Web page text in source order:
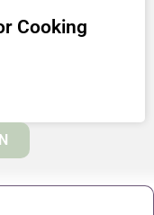
Cooking